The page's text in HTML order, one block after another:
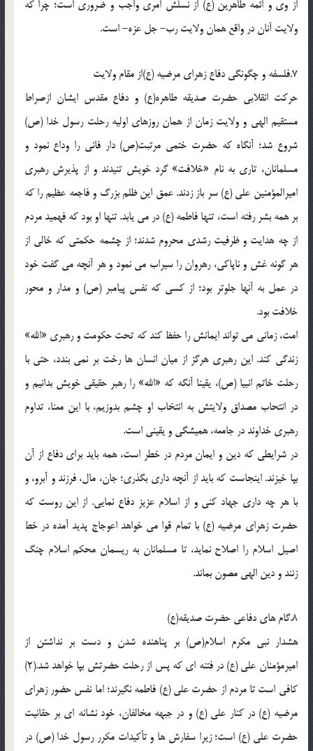
از وی و ائمه طاهرین (ع) از نسلش امری واجب و ضروری است؛ چرا که
ولایت آنان در واقع همان ولایت رب- جل عزه- است.
7.فلسفه و چگونگی دفاع زهرای مرضیه (ع)از مقام ولایت
حرکت انقلابی حضرت صدیقه طاهره(ع) و دفاع مقدس ایشان ازصراط
مستقیم الهی و ولایت زمان از همان روزهای اولیه رحلت رسول خدا (ص)
شروع شد؛ آنگاه که حضرت ختمی مرتبت(ص) دار فانی را وداع نمود و
مسلمانان، تاری به نام «خلافت» گرد خویش تنیدند و از پذیرش رهبری
امیرالمؤمنین علی (ع) سر باز زدند. عمق این ظلم بزرگ و فاجعه عظیم را که
بر همه بشر رفته است، تنها فاطمه (ع) در می یابد. تنها او بود که فهمید مردم
از چه هدایت و ظرفیت رشدی محروم شدند؛ از چشمه حکمتی که خالی از
هر گونه غش و ناپاکی، رهروان را سیراب می نمود و هر آنچه می گفت خود
در عمل به آنها جلوتر بود؛ از کسی که نفس پیامبر (ص) و مدار و محور
خلافت بود.
امت، زمانی می تواند ایمانش را حفظ کند که تحت حکومت و رهبری «الله»
زندگی کند. این رهبری هرگز از میان انسان ها رخت بر نمی بندد، حتی با
رحلت خاتم انبیا (ص)، یقینا آنگه که «الله» را رهبر حقیقی خویش بدانیم و
در انتحاب مصداق ولایتش به انتخاب او چشم بدوزیم، با این معنا، تداوم
رهبری خداوند در جامعه، همیشگی و یقینی است.
در شرایطی که دین و ایمان مردم در خطر است، همه باید برای دفاع از آن
بپا خیزند. اینجاست که باید از آنچه داری بگذری؛ جان، مال، فرزند و آبرو، و
با هر چه داری جهاد کنی و از اسلام عزیز دفاع نمایی. از این روست که
حضرت زهرای مرضیه (ع) با تمام قوا می خواهد اعوجاج پدید آمده در خط
اصیل اسلام را اصلاح نماید، تا مسلمانان به ریسمان محکم اسلام چنگ
زنند و دین الهی مصون بماند.
8.گام های دفاعی حضرت صدیقه(ع)
هشدار نبی مکرم اسلام(ص) بر پناهنده شدن و دست بر نداشتن از
امیرمؤمنان علی (ع) در فتنه ای که پس از رحلت حضرتش بپا خواهد شد.(2)
کافی است تا مردم از حضرت علی (ع) فاطمه نگیرند؛ اما نفس حضور زهرای
مرضیه (ع) در کنار علی (ع) و در جبهه مخالفان، خود نشانه ای بر حقانیت
حضرت علی (ع) است؛ زیرا سفارش ها و تأکیدات مکرر رسول خدا (ص) در